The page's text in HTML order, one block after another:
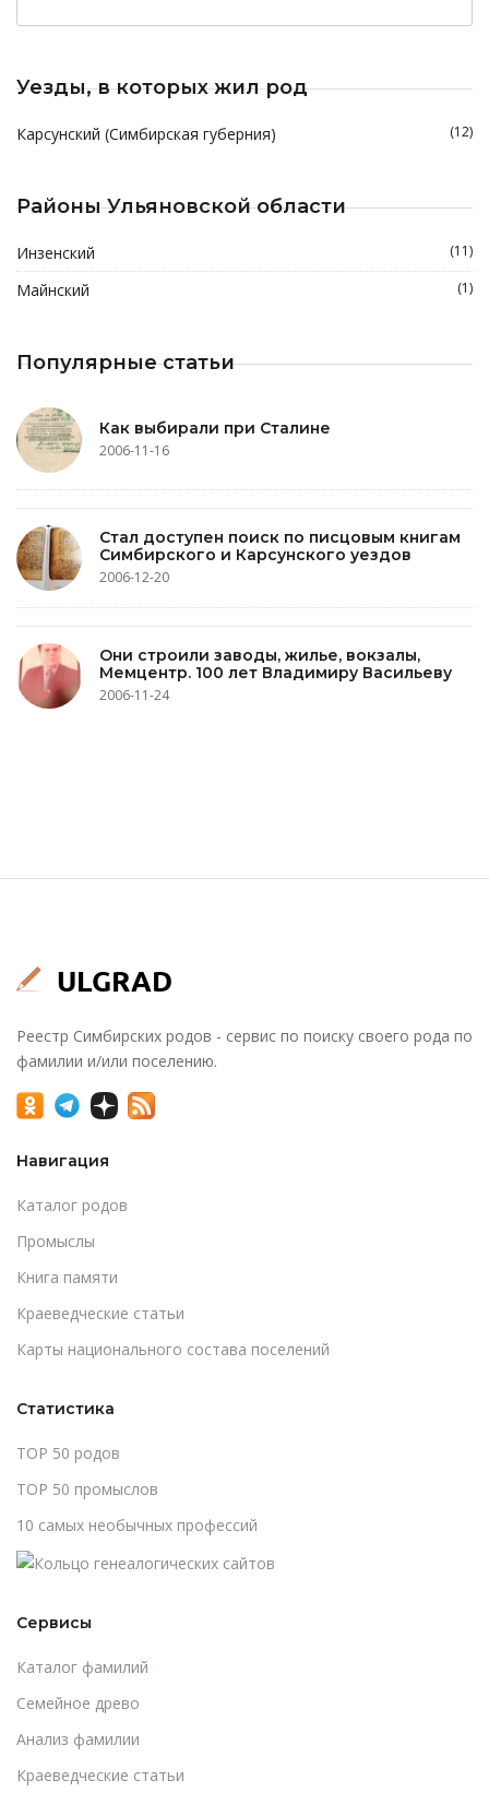
Уезды, в которых жил род
Карсунский (Симбирская губерния) (12)
Районы Ульяновской области
Инзенский (11)
Майнский (1)
Популярные статьи
Как выбирали при Сталине
2006-11-16
Стал доступен поиск по писцовым книгам
Симбирского и Карсунского уездов
2006-12-20
Они строили заводы, жилье, вокзалы,
Мемцентр. 100 лет Владимиру Васильеву
2006-11-24
Реестр Симбирских родов - сервис по поиску своего рода по
фамилии и/или поселению.
Навигация
Каталог родов
Промыслы
Книга памяти
Краеведческие статьи
Карты национального состава поселений
Статистика
TOP 50 родов
TOP 50 промыслов
10 самых необычных профессий
Сервисы
Каталог фамилий
Cемейное древо
Анализ фамилии
Краеведческие статьи